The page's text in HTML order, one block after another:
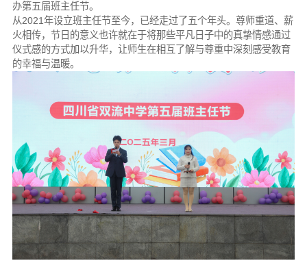
办第五届班主任节。
从2021年设立班主任节至今，已经走过了五个年头。尊师重道、薪
火相传，节日的意义也许就在于将那些平凡日子中的真挚情感通过
仪式感的方式加以升华，让师生在相互了解与尊重中深刻感受教育
的幸福与温暖。